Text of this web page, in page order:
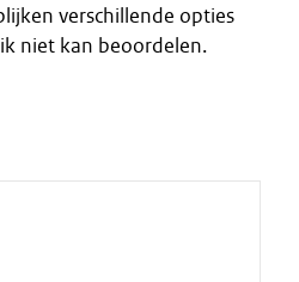
verschillende opties
niet kan beoordelen.